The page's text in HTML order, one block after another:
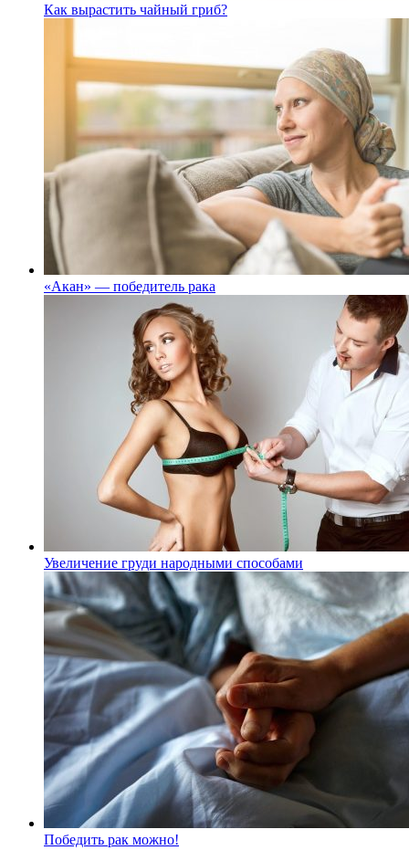
Как вырастить чайный гриб?
«Акан» — победитель рака
Увеличение груди народными способами
Победить рак можно!